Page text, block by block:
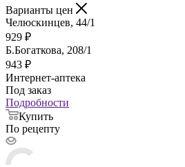
Варианты цен
Челюскинцев, 44/1
929 ₽
Б.Богаткова, 208/1
943 ₽
Интернет-аптека
Под заказ
Подробности
Купить
По рецепту